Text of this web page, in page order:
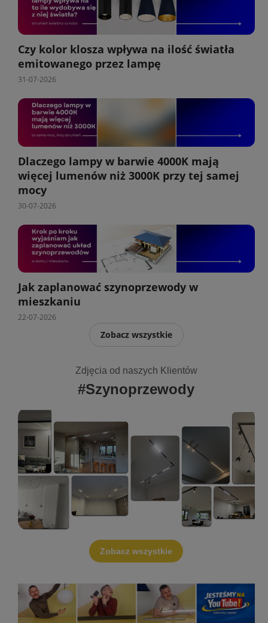
Czy kolor klosza wpływa na ilość światła
emitowanego przez lampę
31-07-2026
Dlaczego lampy w barwie 4000K mają
więcej lumenów niż 3000K przy tej samej
mocy
30-07-2026
Jak zaplanować szynoprzewody w
mieszkaniu
22-07-2026
Zobacz wszystkie
Zdjęcia od naszych Klientów
#Szynoprzewody
Zobacz wszystkie